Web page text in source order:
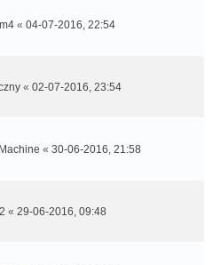
« 04-07-2016, 22:54
« 02-07-2016, 23:54
« 30-06-2016, 21:58
« 29-06-2016, 09:48